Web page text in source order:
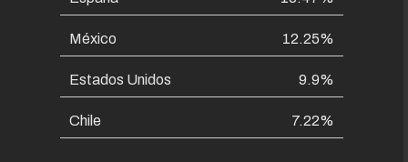
México 12.25%
Estados Unidos 9.9%
Chile 7.22%